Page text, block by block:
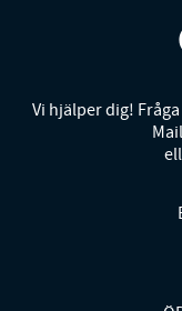
Vi hjälper dig!